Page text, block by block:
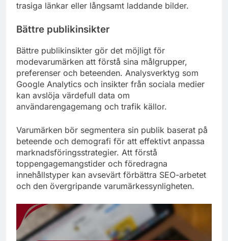
trasiga länkar eller långsamt laddande bilder.
Bättre publikinsikter
Bättre publikinsikter gör det möjligt för
modevarumärken att förstå sina målgrupper,
preferenser och beteenden. Analysverktyg som
Google Analytics och insikter från sociala medier
kan avslöja värdefull data om
användarengagemang och trafik källor.
Varumärken bör segmentera sin publik baserat på
beteende och demografi för att effektivt anpassa
marknadsföringsstrategier. Att förstå
toppengagemangstider och föredragna
innehållstyper kan avsevärt förbättra SEO-arbetet
och den övergripande varumärkessynligheten.